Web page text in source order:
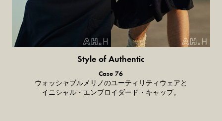
Style of Authentic
普通の服、
普通のスタイル。
Case 76
ウォッシャブルメリノのユーティリティウェアと
イニシャル・エンブロイダード・キャップ。